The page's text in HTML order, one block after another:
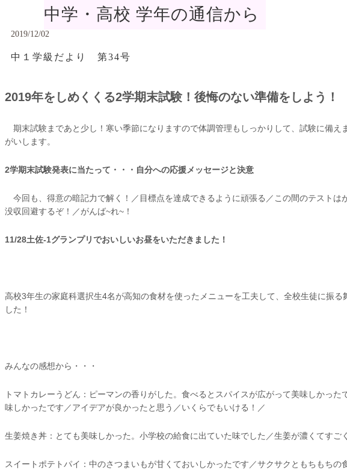
中学・高校 学年の通信から
2019/12/02
中１学級だより 第34号
2019年をしめくくる2学期末試験！後悔のない準備をしよう！
期末試験まであと少し！寒い季節になりますので体調管理もしっかりして、試験に備
がいします。
2学期末試験発表に当たって・・・自分への応援メッセージと決意
今回も、得意の暗記力で解く！／目標点を達成できるように頑張る／この間のテスト
没収回避するぞ！／がんば~れ~！
11/28土佐-1グランプリでおいしいお昼をいただきました！
高校3年生の家庭科選択生4名が高知の食材を使ったメニューを工夫して、全校生徒に振
した！
みんなの感想から・・・
トマトカレーうどん：ピーマンの香りがした。食べるとスパイスが広がって美味しかっ
味しかったです／アイデアが良かったと思う／いくらでもいける！／
生姜焼き丼：とても美味しかった。小学校の給食に出ていた味でした／生姜が濃くてす
スイートポテトパイ：中のさつまいもが甘くておいしかったです／サクサクともちもち